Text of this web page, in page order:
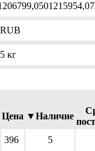
RUB
кг
Цена ▼Наличие
396 5